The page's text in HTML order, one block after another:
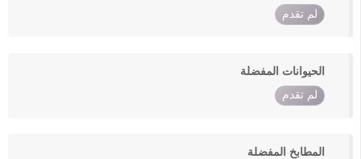
لم تقدم
الحيوانات المفضلة
لم تقدم
المطابخ المفضلة